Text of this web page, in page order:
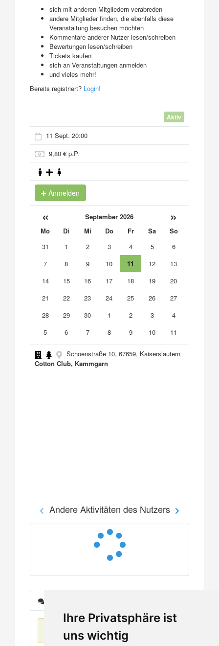
Ihre Privatsphäre ist
uns wichtig
sich mit anderen Mitgliedern verabreden
andere Mitglieder finden, die ebenfalls diese
Veranstaltung besuchen möchten
Kommentare anderer Nutzer lesen/schreiben
Bewertungen lesen/schreiben
Tickets kaufen
sich an Veranstaltungen anmelden
und vieles mehr!
Bereits registriert? Login!
Aktiv
11 Sept. 20:00
9,80 € p.P.
Anmelden
« September 2026 »
Mo Di Mi Do Fr Sa
So
31
1 2 3 4 5
6
7
8 9 10 11 12
13
14
15 16 17 18 19
20
21
22 23 24 25 26
27
28
29 30 1 2 3
4
5
6 7 8 9 10 11
Schoenstraße 10, 67659, Kaiserslautern
Cotton Club, Kammgarn
Andere Aktivitäten des Nutzers
Keine Einträge